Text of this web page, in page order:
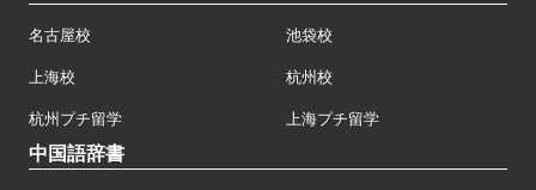
名古屋校 池袋校
上海校 杭州校
杭州プチ留学 上海プチ留学
中国語辞書